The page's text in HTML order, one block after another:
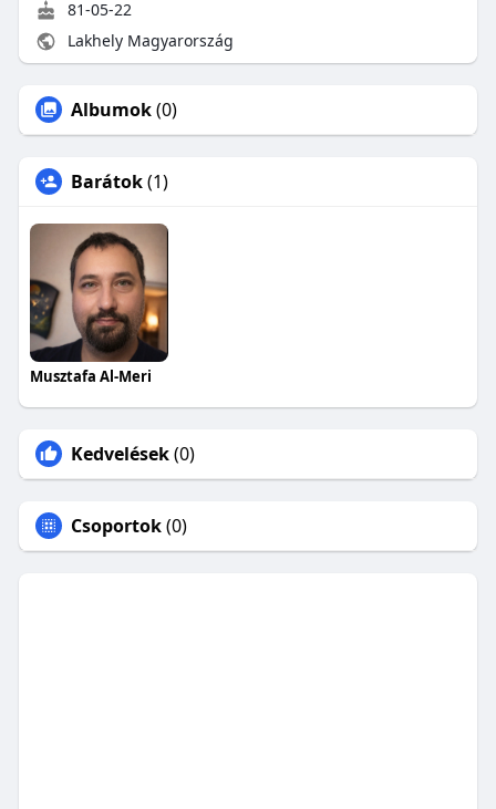
81-05-22
Lakhely Magyarország
Albumok(0)
Barátok(1)
Musztafa Al-Meri
Kedvelések(0)
Csoportok(0)